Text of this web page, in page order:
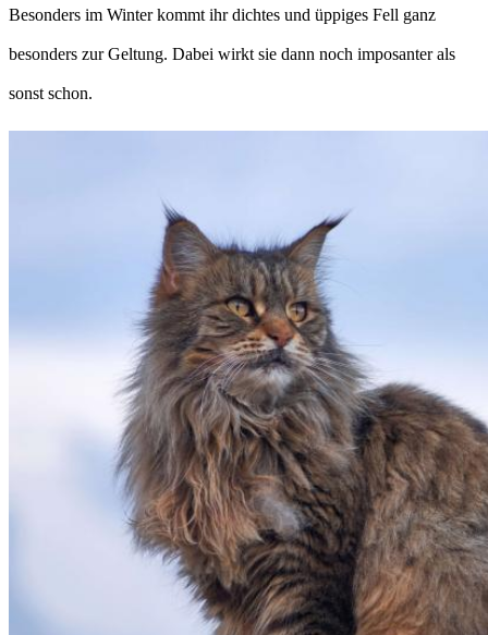
Besonders im Winter kommt ihr dichtes und üppiges Fell ganz
besonders zur Geltung. Dabei wirkt sie dann noch imposanter als
sonst schon.